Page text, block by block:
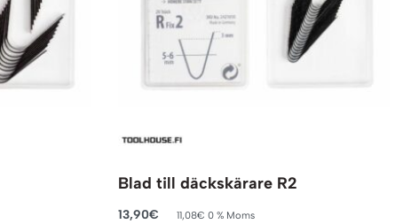
Blad till däckskärare R2
13,90€ 11,08€ 0 % Moms